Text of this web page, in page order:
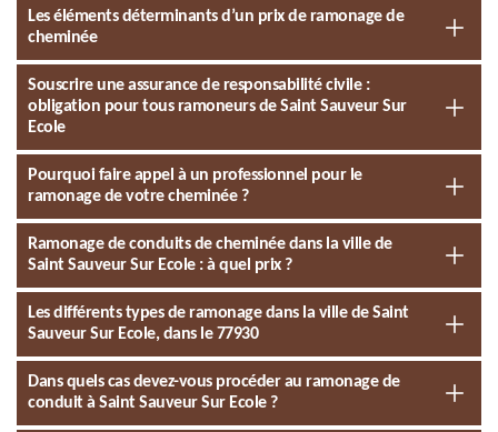
Les éléments déterminants d’un prix de ramonage de
cheminée
Souscrire une assurance de responsabilité civile :
obligation pour tous ramoneurs de Saint Sauveur Sur
Ecole
Pourquoi faire appel à un professionnel pour le
ramonage de votre cheminée ?
Ramonage de conduits de cheminée dans la ville de
Saint Sauveur Sur Ecole : à quel prix ?
Les différents types de ramonage dans la ville de Saint
Sauveur Sur Ecole, dans le 77930
Dans quels cas devez-vous procéder au ramonage de
conduit à Saint Sauveur Sur Ecole ?